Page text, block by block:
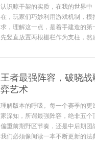
认识晾干架的实质，在我的世界
在，玩家们巧妙利用游戏机制，
求，理解这一点，是着手建造的
先竖直放置两根栅栏作为支柱，
王者最强阵容，破晓
弈艺术
理解版本的呼吸。每一个赛季的
家深知，所谓最强阵容，绝非五
偏重前期野区节奏，还是中后期
我们必须像阅读一本不断更新的